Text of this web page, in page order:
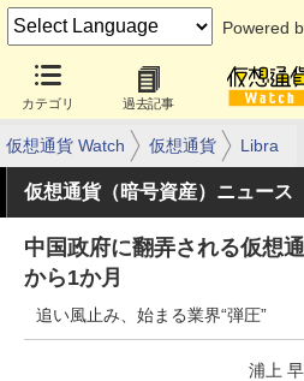
Powered
カテゴリ 過去記事
仮想通貨 Watch 仮想通貨 Libra
仮想通貨（暗号資産）ニュース
中国政府に翻弄される仮想
から1か月
追い風止み、始まる業界“弾圧”
浦上